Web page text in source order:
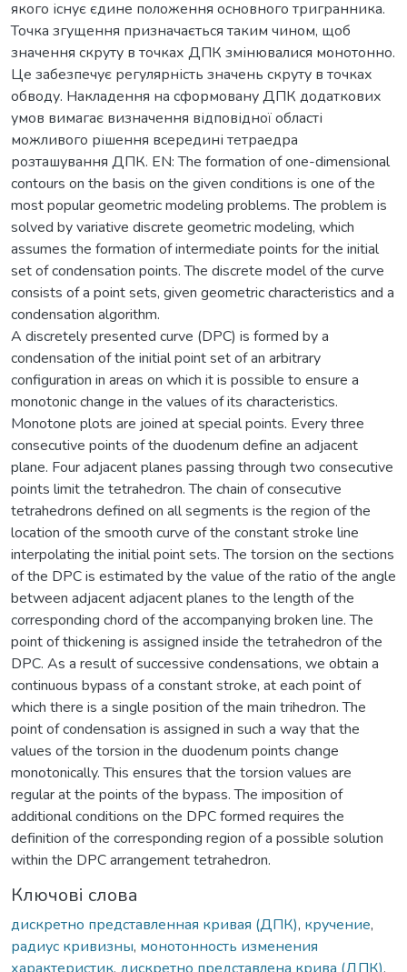
якого існує єдине положення основного тригранника.
Точка згущення призначається таким чином, щоб
значення скруту в точках ДПК змінювалися монотонно.
Це забезпечує регулярність значень скруту в точках
обводу. Накладення на сформовану ДПК додаткових
умов вимагає визначення відповідної області
можливого рішення всередині тетраедра
розташування ДПК. EN: The formation of one-dimensional
contours on the basis on the given conditions is one of the
most popular geometric modeling problems. The problem is
solved by variative discrete geometric modeling, which
assumes the formation of intermediate points for the initial
set of condensation points. The discrete model of the curve
consists of a point sets, given geometric characteristics and a
condensation algorithm.
A discretely presented curve (DPC) is formed by a
condensation of the initial point set of an arbitrary
configuration in areas on which it is possible to ensure a
monotonic change in the values of its characteristics.
Monotone plots are joined at special points. Every three
consecutive points of the duodenum define an adjacent
plane. Four adjacent planes passing through two consecutive
points limit the tetrahedron. The chain of consecutive
tetrahedrons defined on all segments is the region of the
location of the smooth curve of the constant stroke line
interpolating the initial point sets. The torsion on the sections
of the DPC is estimated by the value of the ratio of the angle
between adjacent adjacent planes to the length of the
corresponding chord of the accompanying broken line. The
point of thickening is assigned inside the tetrahedron of the
DPC. As a result of successive condensations, we obtain a
continuous bypass of a constant stroke, at each point of
which there is a single position of the main trihedron. The
point of condensation is assigned in such a way that the
values of the torsion in the duodenum points change
monotonically. This ensures that the torsion values are
regular at the points of the bypass. The imposition of
additional conditions on the DPC formed requires the
definition of the corresponding region of a possible solution
within the DPC arrangement tetrahedron.
Ключові слова
дискретно представленная кривая (ДПК), кручение,
радиус кривизны, монотонность изменения